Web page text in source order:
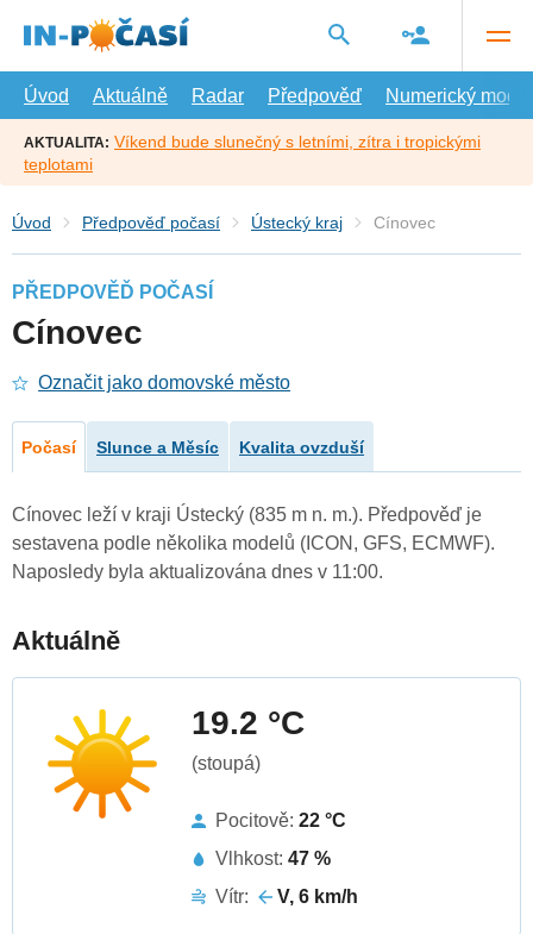
hlavní
Úvod
Aktuálně Radar Předpověď Numerický model
AKTUALITA: Víkend bude slunečný s letními, zítra i tropickými
teplotami
Úvod Předpověď počasí Ústecký kraj Cínovec
PŘEDPOVĚĎ POČASÍ
Cínovec
Označit jako domovské město
Počasí Slunce a Měsíc Kvalita ovzduší
Cínovec leží v kraji Ústecký (835 m n. m.). Předpověď je
sestavena podle několika modelů (ICON, GFS, ECMWF).
Naposledy byla aktualizována dnes v 11:00.
Aktuálně
19.2 °C
(stoupá)
Pocitově: 22 °C
Vlhkost: 47 %
Vítr:
V, 6 km/h